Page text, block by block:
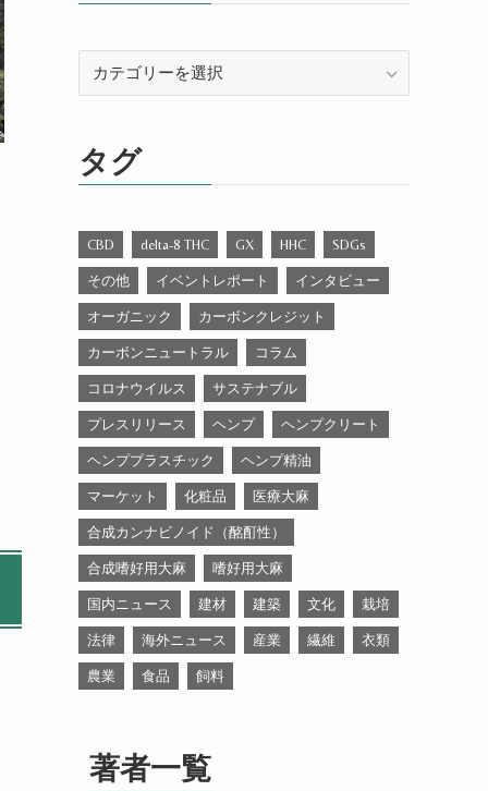
ー
タグ
CBD delta-8 THC GX HHC SDGs
その他 イベントレポート インタビュー
オーガニック カーボンクレジット
カーボンニュートラル コラム
コロナウイルス サステナブル
プレスリリース ヘンプ ヘンプクリート
ヘンププラスチック ヘンプ精油
マーケット 化粧品 医療大麻
合成カンナビノイド（酩酊性）
合成嗜好用大麻 嗜好用大麻
国内ニュース 建材 建築 文化 栽培
法律 海外ニュース 産業 繊維 衣類
農業 食品 飼料
著者一覧